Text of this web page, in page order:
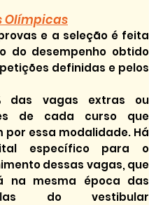
Olímpicas
e a seleção é feita
do desempenho obtido
definidas e pelos
das vagas extras ou
de cada curso que
por essa modalidade. Há
específico para o
dessas vagas, que
na mesma época das
do vestibular